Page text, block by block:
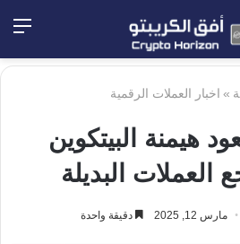
» اخبار العملات الرقمية
هيمنة البيتكوين
البديلة
مارس 12, 2025 دقيقة واحدة